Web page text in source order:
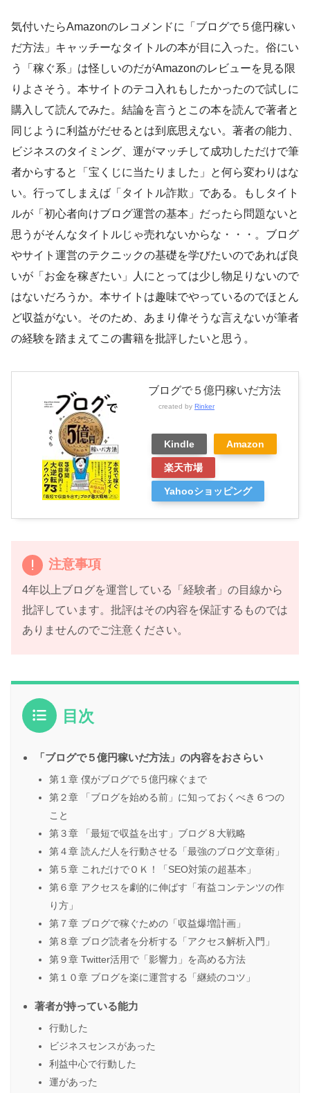
気付いたらAmazonのレコメンドに「ブログで５億円稼い
だ方法」キャッチーなタイトルの本が目に入った。俗にい
う「稼ぐ系」は怪しいのだがAmazonのレビューを見る限
りよさそう。本サイトのテコ入れもしたかったので試しに
購入して読んでみた。結論を言うとこの本を読んで著者と
同じように利益がだせるとは到底思えない。著者の能力、
ビジネスのタイミング、運がマッチして成功しただけで筆
者からすると「宝くじに当たりました」と何ら変わりはな
い。行ってしまえば「タイトル詐欺」である。もしタイト
ルが「初心者向けブログ運営の基本」だったら問題ないと
思うがそんなタイトルじゃ売れないからな・・・。ブログ
やサイト運営のテクニックの基礎を学びたいのであれば良
いが「お金を稼ぎたい」人にとっては少し物足りないので
はないだろうか。本サイトは趣味でやっているのでほとん
ど収益がない。そのため、あまり偉そうな言えないが筆者
の経験を踏まえてこの書籍を批評したいと思う。
ブログで５億円稼いだ方法
created by Rinker
Kindle Amazon
楽天市場
Yahooショッピング
注意事項
4年以上ブログを運営している「経験者」の目線から
批評しています。批評はその内容を保証するものでは
ありませんのでご注意ください。
目次
「ブログで５億円稼いだ方法」の内容をおさらい
第１章 僕がブログで５億円稼ぐまで
第２章 「ブログを始める前」に知っておくべき６つの
こと
第３章 「最短で収益を出す」ブログ８大戦略
第４章 読んだ人を行動させる「最強のブログ文章術」
第５章 これだけでＯＫ！「SEO対策の超基本」
第６章 アクセスを劇的に伸ばす「有益コンテンツの作
り方」
第７章 ブログで稼ぐための「収益爆増計画」
第８章 ブログ読者を分析する「アクセス解析入門」
第９章 Twitter活用で「影響力」を高める方法
第１０章 ブログを楽に運営する「継続のコツ」
著者が持っている能力
行動した
ビジネスセンスがあった
利益中心で行動した
運があった